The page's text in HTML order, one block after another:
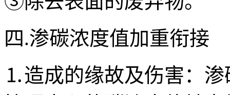
四.渗碳浓度值加重衔接
⒈造成的缘故及伤害：